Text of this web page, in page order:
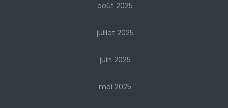
août 2025
juillet 2025
juin 2025
mai 2025